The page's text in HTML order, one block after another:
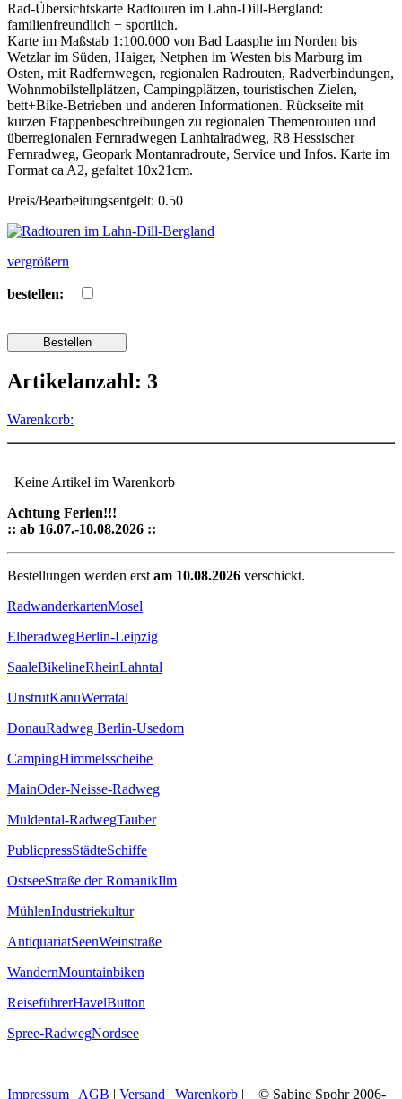
Rad-Übersichtskarte Radtouren im Lahn-Dill-Bergland:
familienfreundlich + sportlich.
Karte im Maßstab 1:100.000 von Bad Laasphe im Norden bis
Wetzlar im Süden, Haiger, Netphen im Westen bis Marburg im
Osten, mit Radfernwegen, regionalen Radrouten, Radverbindungen,
Wohnmobilstellplätzen, Campingplätzen, touristischen Zielen,
bett+Bike-Betrieben und anderen Informationen. Rückseite mit
kurzen Etappenbeschreibungen zu regionalen Themenrouten und
überregionalen Fernradwegen Lanhtalradweg, R8 Hessischer
Fernradweg, Geopark Montanradroute, Service und Infos. Karte im
Format ca A2, gefaltet 10x21cm.
Preis/Bearbeitungsentgelt: 0.50
vergrößern
bestellen:
Artikelanzahl: 3
Warenkorb:
Keine Artikel im Warenkorb
Achtung Ferien!!!
:: ab 16.07.-10.08.2026 ::
Bestellungen werden erst am 10.08.2026 verschickt.
RadwanderkartenMosel
ElberadwegBerlin-Leipzig
SaaleBikelineRheinLahntal
UnstrutKanuWerratal
DonauRadweg Berlin-Usedom
CampingHimmelsscheibe
MainOder-Neisse-Radweg
Muldental-RadwegTauber
PublicpressStädteSchiffe
OstseeStraße der RomanikIlm
MühlenIndustriekultur
AntiquariatSeenWeinstraße
WandernMountainbiken
ReiseführerHavelButton
Spree-RadwegNordsee
Impressum | AGB | Versand | Warenkorb | © Sabine Spohr 2006-